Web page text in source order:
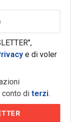
e di voler
conto diterzi.